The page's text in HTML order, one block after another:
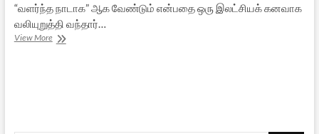
“வளர்ந்த நாடாக” ஆக வேண்டும் என்பதை ஒரு இலட்சியக் கனவாக
வலியுறுத்தி வந்தார்…
View Moreஅஞ்சலி: